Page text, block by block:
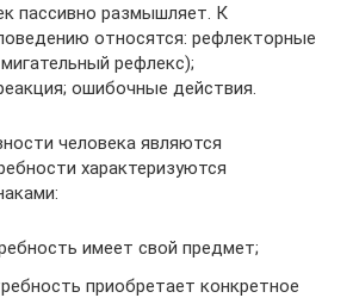
пассивно размышляет. К
относятся: рефлекторные
рефлекс);
ошибочные действия.
человека являются
характеризуются
имеет свой предмет;
приобретает конкретное